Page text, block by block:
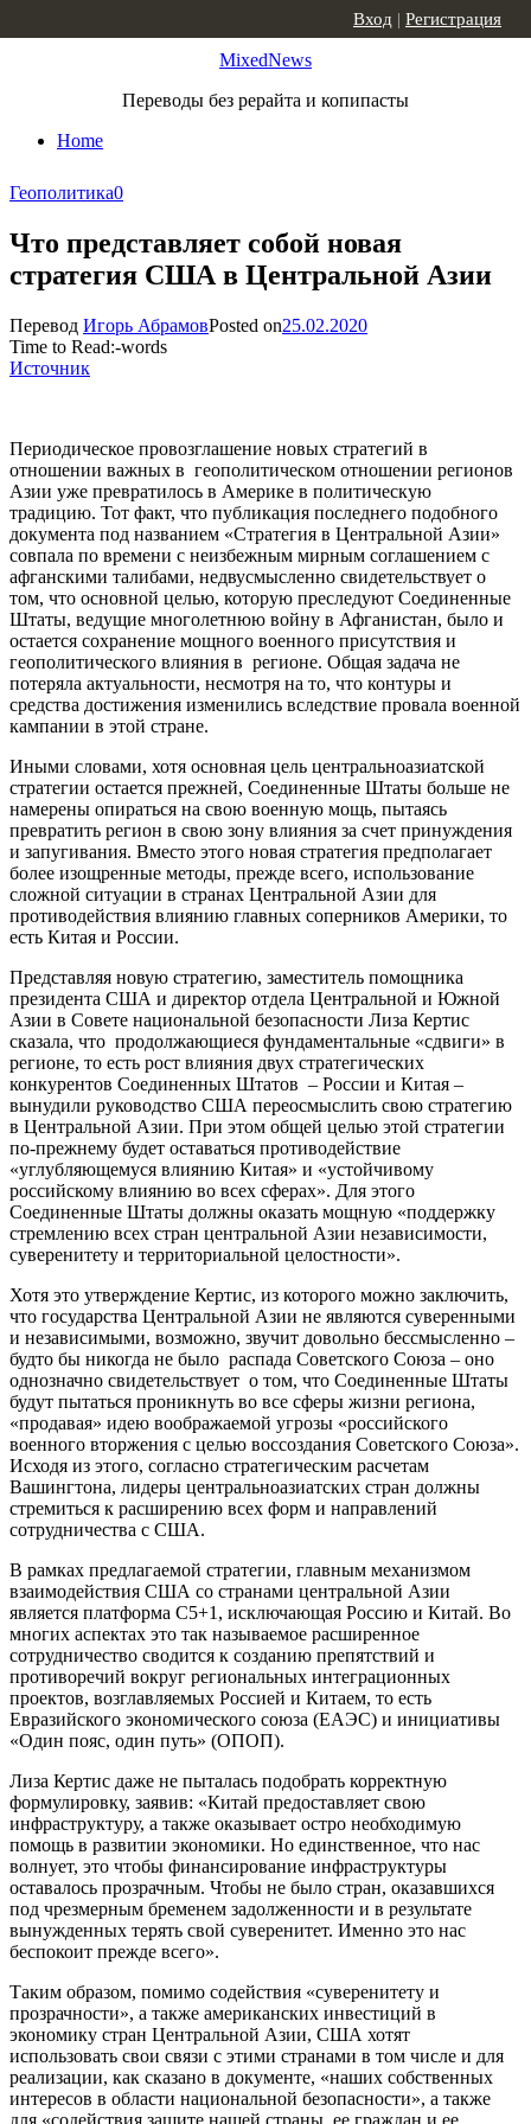
MixedNews
Переводы без рерайта и копипасты
Home
Вход | Регистрация
Геополитика0
Что представляет собой новая
стратегия США в Центральной Азии
Перевод Игорь АбрамовPosted on25.02.2020
Time to Read:-words
Источник
Периодическое провозглашение новых стратегий в
отношении важных в геополитическом отношении регионов
Азии уже превратилось в Америке в политическую
традицию. Тот факт, что публикация последнего подобного
документа под названием «Стратегия в Центральной Азии»
совпала по времени с неизбежным мирным соглашением с
афганскими талибами, недвусмысленно свидетельствует о
том, что основной целью, которую преследуют Соединенные
Штаты, ведущие многолетнюю войну в Афганистан, было и
остается сохранение мощного военного присутствия и
геополитического влияния в регионе. Общая задача не
потеряла актуальности, несмотря на то, что контуры и
средства достижения изменились вследствие провала военной
кампании в этой стране.
Иными словами, хотя основная цель центральноазиатской
стратегии остается прежней, Соединенные Штаты больше не
намерены опираться на свою военную мощь, пытаясь
превратить регион в свою зону влияния за счет принуждения
и запугивания. Вместо этого новая стратегия предполагает
более изощренные методы, прежде всего, использование
сложной ситуации в странах Центральной Азии для
противодействия влиянию главных соперников Америки, то
есть Китая и России.
Представляя новую стратегию, заместитель помощника
президента США и директор отдела Центральной и Южной
Азии в Совете национальной безопасности Лиза Кертис
сказала, что продолжающиеся фундаментальные «сдвиги» в
регионе, то есть рост влияния двух стратегических
конкурентов Соединенных Штатов – России и Китая –
вынудили руководство США переосмыслить свою стратегию
в Центральной Азии. При этом общей целью этой стратегии
по-прежнему будет оставаться противодействие
«углубляющемуся влиянию Китая» и «устойчивому
российскому влиянию во всех сферах». Для этого
Соединенные Штаты должны оказать мощную «поддержку
стремлению всех стран центральной Азии независимости,
суверенитету и территориальной целостности».
Хотя это утверждение Кертис, из которого можно заключить,
что государства Центральной Азии не являются суверенными
и независимыми, возможно, звучит довольно бессмысленно –
будто бы никогда не было распада Советского Союза – оно
однозначно свидетельствует о том, что Соединенные Штаты
будут пытаться проникнуть во все сферы жизни региона,
«продавая» идею воображаемой угрозы «российского
военного вторжения с целью воссоздания Советского Союза».
Исходя из этого, согласно стратегическим расчетам
Вашингтона, лидеры центральноазиатских стран должны
стремиться к расширению всех форм и направлений
сотрудничества с США.
В рамках предлагаемой стратегии, главным механизмом
взаимодействия США со странами центральной Азии
является платформа C5+1, исключающая Россию и Китай. Во
многих аспектах это так называемое расширенное
сотрудничество сводится к созданию препятствий и
противоречий вокруг региональных интеграционных
проектов, возглавляемых Россией и Китаем, то есть
Евразийского экономического союза (ЕАЭС) и инициативы
«Один пояс, один путь» (ОПОП).
Лиза Кертис даже не пыталась подобрать корректную
формулировку, заявив: «Китай предоставляет свою
инфраструктуру, а также оказывает остро необходимую
помощь в развитии экономики. Но единственное, что нас
волнует, это чтобы финансирование инфраструктуры
оставалось прозрачным. Чтобы не было стран, оказавшихся
под чрезмерным бременем задолженности и в результате
вынужденных терять свой суверенитет. Именно это нас
беспокоит прежде всего».
Таким образом, помимо содействия «суверенитету и
прозрачности», а также американских инвестиций в
экономику стран Центральной Азии, США хотят
использовать свои связи с этими странами в том числе и для
реализации, как сказано в документе, «наших собственных
интересов в области национальной безопасности», а также
для «содействия защите нашей страны, ее граждан и ее